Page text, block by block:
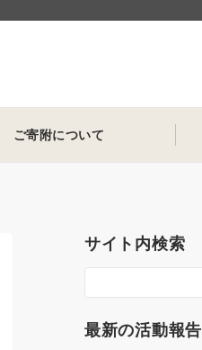
ご寄附について
サイト内検索
最新の活動報告